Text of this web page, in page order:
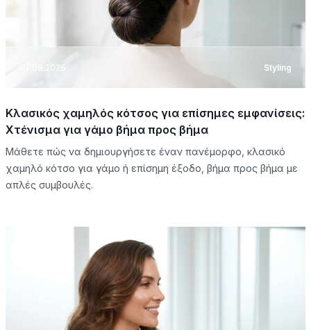
07.08.2026 Styling
Κλασικός χαμηλός κότσος για επίσημες εμφανίσεις:
Χτένισμα για γάμο βήμα προς βήμα
Μάθετε πώς να δημιουργήσετε έναν πανέμορφο, κλασικό
χαμηλό κότσο για γάμο ή επίσημη έξοδο, βήμα προς βήμα με
απλές συμβουλές.